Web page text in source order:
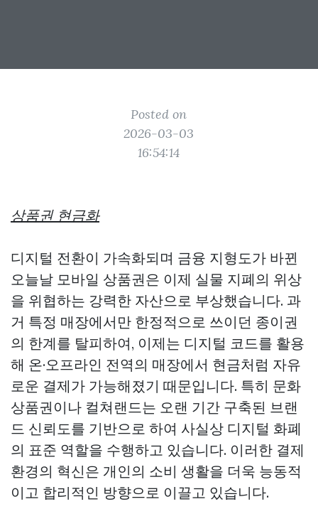
Posted on
2026-03-03
16:54:14
상품권 현금화
디지털 전환이 가속화되며 금융 지형도가 바뀐
오늘날 모바일 상품권은 이제 실물 지폐의 위상
을 위협하는 강력한 자산으로 부상했습니다. 과
거 특정 매장에서만 한정적으로 쓰이던 종이권
의 한계를 탈피하여, 이제는 디지털 코드를 활용
해 온·오프라인 전역의 매장에서 현금처럼 자유
로운 결제가 가능해졌기 때문입니다. 특히 문화
상품권이나 컬쳐랜드는 오랜 기간 구축된 브랜
드 신뢰도를 기반으로 하여 사실상 디지털 화폐
의 표준 역할을 수행하고 있습니다. 이러한 결제
환경의 혁신은 개인의 소비 생활을 더욱 능동적
이고 합리적인 방향으로 이끌고 있습니다.